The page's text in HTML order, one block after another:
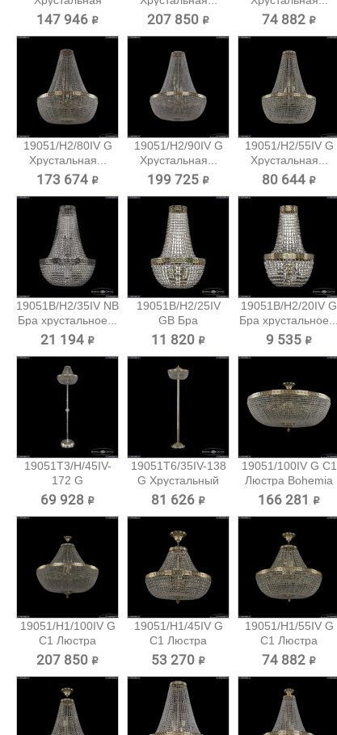
потолочная...
147 946 ₽ 207 850 ₽ 74 882 ₽
19051/H2/80IV G
Хрустальная...
173 674 ₽
19051/H2/90IV G
Хрустальная...
199 725 ₽
19051/H2/55IV G
Хрустальная...
80 644 ₽
19051B/H2/35IV NB
Бра хрустальное...
21 194 ₽
19051B/H2/25IV
GB Бра
хрустальное...
11 820 ₽
19051B/H2/20IV G
Бра хрустальное...
9 535 ₽
19051T3/H/45IV-
172 G
Хрустальный...
69 928 ₽
19051T6/35IV-138
G Хрустальный
торшер...
81 626 ₽
19051/100IV G C1
Люстра Bohemia
Ivele...
166 281 ₽
19051/H1/100IV G
C1 Люстра
Bohemia...
207 850 ₽
19051/H1/45IV G
C1 Люстра
Bohemia...
53 270 ₽
19051/H1/55IV G
C1 Люстра
Bohemia...
74 882 ₽